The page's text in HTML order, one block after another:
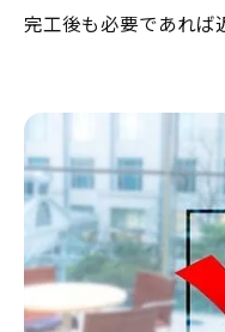
完工後も必要であれば